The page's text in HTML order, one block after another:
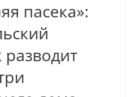
пасека»:
разводит